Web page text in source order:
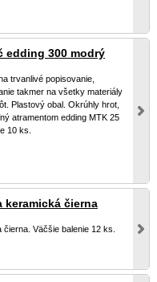
edding 300 modrý
trvanlivé popisovanie,
takmer na všetky materiály
Plastový obal. Okrúhly hrot,
atramentom edding MTK 25
10 ks.
keramická čierna
Väčšie balenie 12 ks.